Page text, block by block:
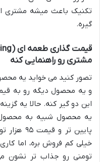
تکنیک باعث میشه مشتری
گیره.
مشتری رو راهنمایی کنه
این دو گیر کنه. حالا یه
تومنی رو جذاب تر نشون